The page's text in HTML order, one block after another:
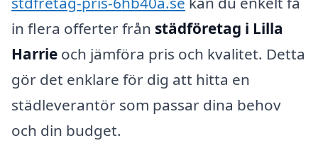
in flera offerter från städföretag i Lilla
Harrie och jämföra pris och kvalitet. Detta
gör det enklare för dig att hitta en
städleverantör som passar dina behov
och din budget.